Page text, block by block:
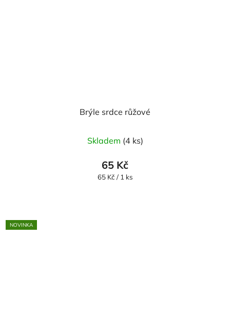
Brýle srdce růžové
Skladem (4 ks)
65 Kč
Měrná
65 Kč / 1 ks
NOVINKA